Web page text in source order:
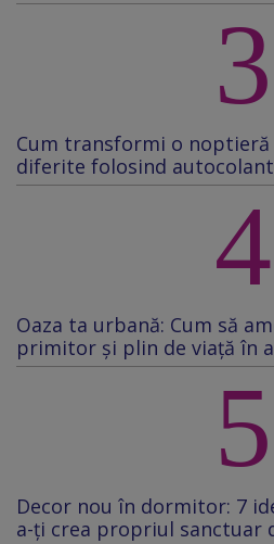
3
Cum transformi o
diferite folosind
4
Oaza ta urbană: Cum să
primitor și plin de viață în
5
Decor nou în dormitor: 7
a-ți crea propriul sanctuar